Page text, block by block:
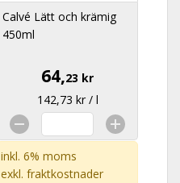
Calvé Lätt och krämig
450ml
64,23 kr
142,73 kr / l
inkl. 6% moms
exkl. fraktkostnader